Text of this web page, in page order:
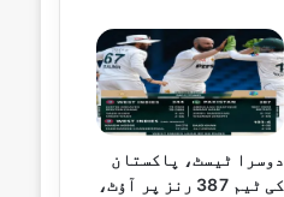
دوسرا ٹیسٹ، پاکستان
کی ٹیم 387 رنز پر آؤٹ،